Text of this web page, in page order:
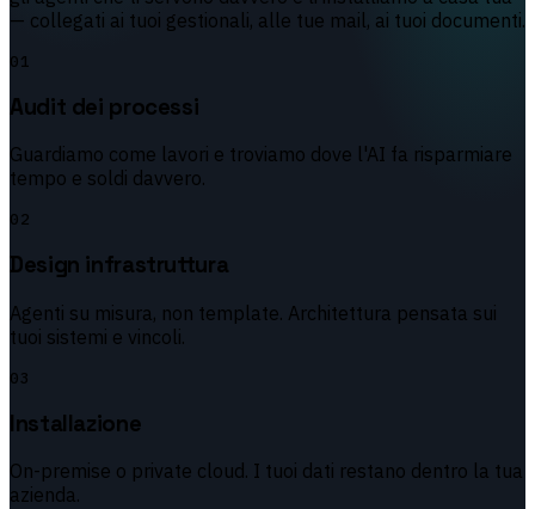
— collegati ai tuoi gestionali, alle tue mail, ai tuoi documenti.
01
Audit dei processi
Guardiamo come lavori e troviamo dove l'AI fa risparmiare
tempo e soldi davvero.
02
Design infrastruttura
Agenti su misura, non template. Architettura pensata sui
tuoi sistemi e vincoli.
03
Installazione
On-premise o private cloud. I tuoi dati restano dentro la tua
azienda.